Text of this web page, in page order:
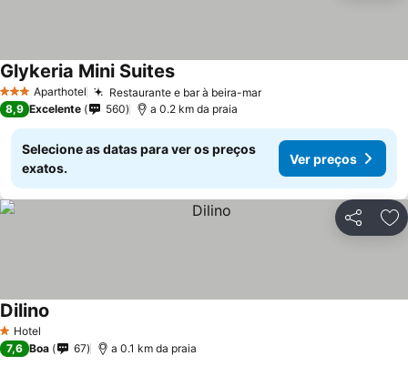
3 EstrelasAparthotel Restaurante e bar à beira-marVer preços
Glykeria Mini SuitesVer preços
8,9 Excelente 560 a 0.2 km da praia
Selecione as datas para ver os preços
exatos.
Ver preços
Partilhar
1 Estrelas
Hotel
Dilino
7,6 Boa 67 a 0.1 km da praia